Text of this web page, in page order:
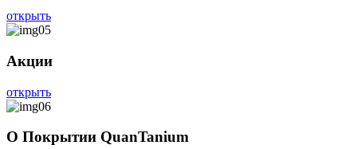
открыть
Акции
открыть
О Покрытии QuanTanium